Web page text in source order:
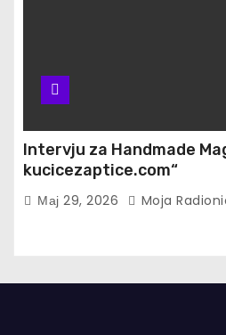
Intervju za Handmade
kucicezaptice.com“
Мај 29, 2026 Moja